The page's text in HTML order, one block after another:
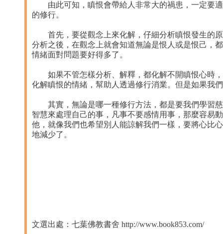
由此可知，瞋恨會帶給人非常大的禍患，一定要適
的修行。
首先，要從觀念上來化解，仔細分析瞋恨發生的原
分析之後，在觀念上就會知道無論是恨人或是恨己，
情緒面對問題要好得多了。
如果不管怎樣分析、解釋，都化解不開瞋恨心時，
化解瞋恨的情緒，幫助人透過修行消業。但是如果我
其實，無論是哪一種修行方法，都是要我們學習慈
智慧來處理自己的事，凡事不要感情用事，那麼容易
他，就像我們也希望別人能諒解我們一樣，要將心比
地減少了。
文選出處：七葉佛教書舍 http://www.book853.com/